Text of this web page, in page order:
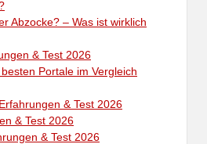
Abzocke? – Was ist wirklich
& Test 2026
Portale im Vergleich
& Test 2026
& Test 2026
& Test 2026